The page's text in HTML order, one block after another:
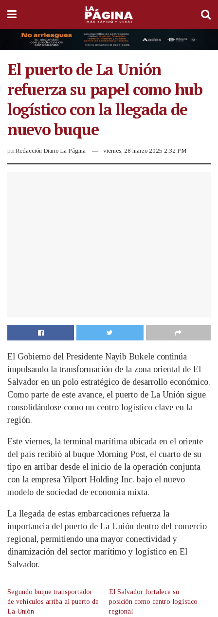
El puerto de La Unión
refuerza su papel como hub
logístico con la llegada de
nuevo buque
porRedacción Diario La Página viernes, 28 marzo 2025 2:32 PM
El Gobierno del Presidente Nayib Bukele continúa
impulsando la transformación de la zona oriental de El
Salvador en un polo estratégico de desarrollo económico.
Como parte de este avance, el puerto de La Unión sigue
consolidándose como un centro logístico clave en la
región.
Este viernes, la terminal marítima ubicada en el oriente
del país recibió al buque Morning Post, el cuarto de su
tipo en arribar desde el inicio de la operación conjunta
con la empresa Yilport Holding Inc. bajo el nuevo
modelo de sociedad de economía mixta.
La llegada de estas embarcaciones refuerza la
importancia del puerto de La Unión dentro del comercio
regional, permitiendo una mayor conectividad y
dinamización del sector marítimo y logístico en El
Salvador.
Segundo buque transportador
de vehículos arriba al puerto de
La Unión
El Salvador fortalece su
posición como centro logístico
regional